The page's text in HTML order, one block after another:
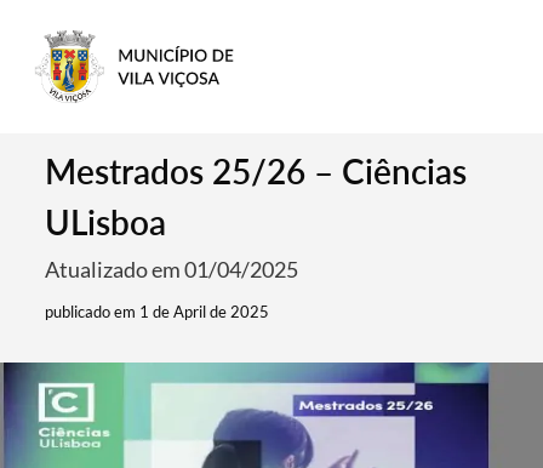
Mestrados 25/26 – Ciências
ULisboa
Atualizado em 01/04/2025
publicado em 1 de April de 2025